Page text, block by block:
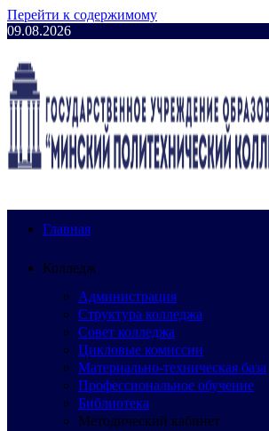
Перейти к содержимому
09.08.2026
Главная
Колледж
Администрация
Структура колледжа
Совет колледжа
Цикловые комиссии
Материально-техническая база
Профессиональное обучение
Библиотека
Методический кабинет